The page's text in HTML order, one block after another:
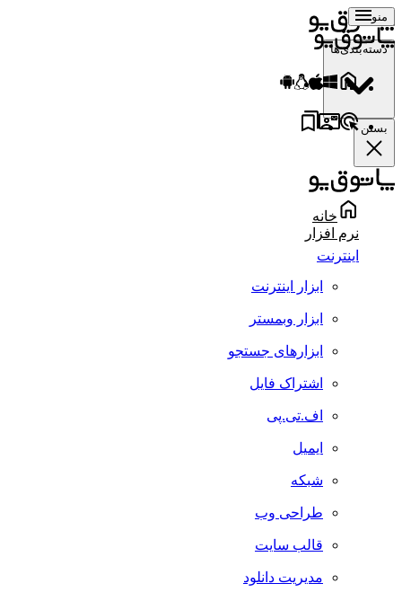
منو
دسته‌بندی‌ها
بستن
خانه
نرم افزار
اینترنت
ابزار اینترنت
ابزار وبمستر
ابزارهای جستجو
اشتراک فایل
اف.تی.پی
ایمیل
شبکه
طراحی وب
قالب سایت
مدیریت دانلود